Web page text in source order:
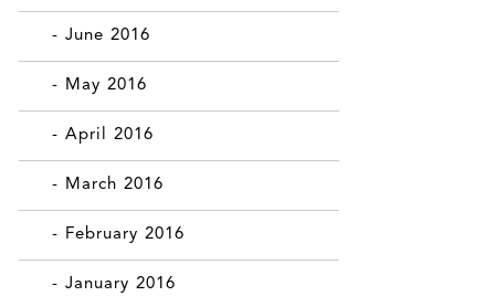
- June 2016
- May 2016
- April 2016
- March 2016
- February 2016
- January 2016